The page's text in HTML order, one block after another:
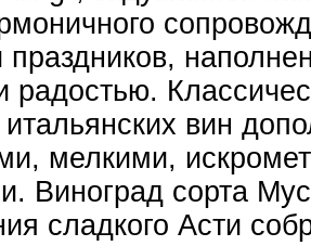
праздников,
радостью.
итальянских вин
мелкими,
Виноград сорта
сладкого Асти